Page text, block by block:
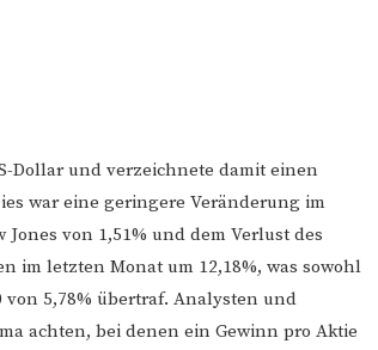
Dollar und verzeichnete damit einen
war eine geringere Veränderung im
von 1,51% und dem Verlust des
im letzten Monat um 12,18%, was sowohl
von 5,78% übertraf. Analysten und
achten, bei denen ein Gewinn pro Aktie